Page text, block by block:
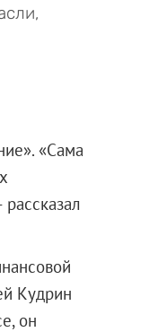
«Сама
Кудрин
он